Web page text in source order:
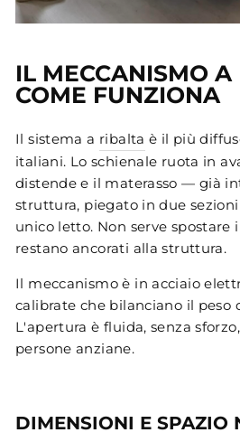
IL MECCANISMO A
COME FUNZIONA
Il sistema a ribalta è il più
italiani. Lo schienale ruota in
distende e il materasso — già
struttura, piegato in due
unico letto. Non serve spostare
restano ancorati alla struttura.
Il meccanismo è in acciaio
calibrate che bilanciano il peso
L'apertura è fluida, senza
persone anziane.
DIMENSIONI E SPAZIO